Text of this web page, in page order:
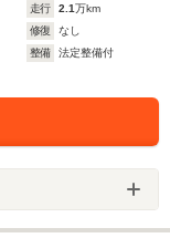
走行 2.1万km
修復
なし
整備
法定整備付